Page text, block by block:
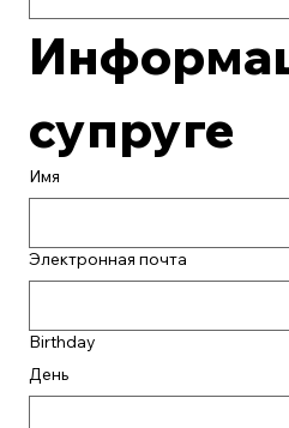
супруге
Имя
Электронная почта
Birthday
День